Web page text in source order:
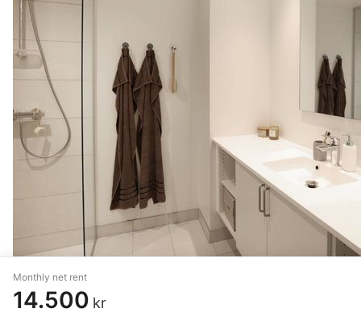
Monthly net rent
14.500 kr
4 rm. apartment of 110 m²